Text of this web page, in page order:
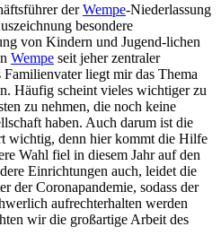
derWempe-Niederlassung
besondere
von Kindern und Jugend-lichen
Wempe seit jeher zentraler
liegt mir das Thema
Häufig scheint vieles wichtiger zu
zu nehmen, die noch keine
haben. Auch darum ist die
wichtig, denn hier kommt die Hilfe
Wahl fiel in diesem Jahr auf den
Einrichtungen auch, leidet die
der Coronapandemie, sodass der
aufrechterhalten werden
wir die großartige Arbeit des